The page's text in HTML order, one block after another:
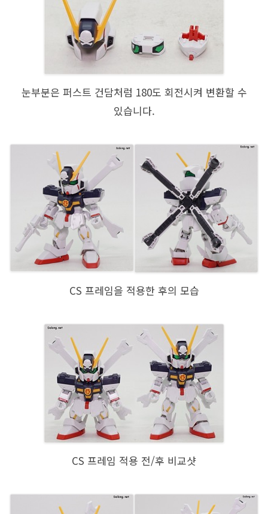
눈부분은 퍼스트 건담처럼 180도 회전시켜 변환할 수
있습니다.
CS 프레임을 적용한 후의 모습
CS 프레임 적용 전/후 비교샷